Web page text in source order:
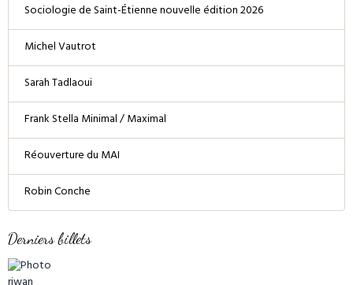
Sociologie de Saint-Étienne nouvelle édition 2026
Michel Vautrot
Sarah Tadlaoui
Frank Stella Minimal / Maximal
Réouverture du MAI
Robin Conche
Derniers billets